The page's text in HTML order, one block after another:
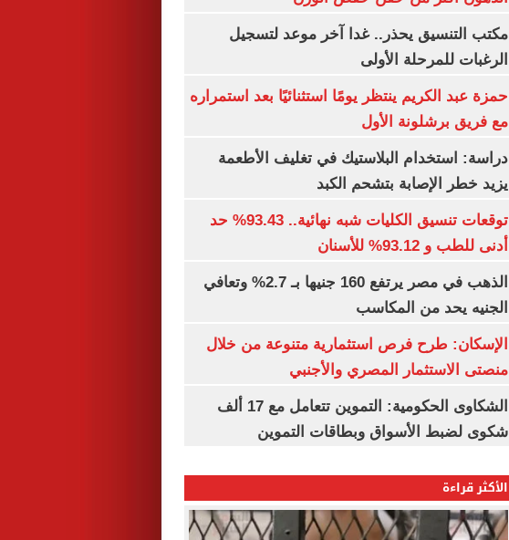
مكتب التنسيق يحذر.. غدا آخر موعد لتسجيل
الرغبات للمرحلة الأولى
حمزة عبد الكريم ينتظر يومًا استثنائيًا بعد استمراره
مع فريق برشلونة الأول
دراسة: استخدام البلاستيك في تغليف الأطعمة
يزيد خطر الإصابة بتشحم الكبد
توقعات تنسيق الكليات شبه نهائية.. 93.43% حد
أدنى للطب و 93.12% للأسنان
الذهب في مصر يرتفع 160 جنيها بـ 2.7% وتعافي
الجنيه يحد من المكاسب
الإسكان: طرح فرص استثمارية متنوعة من خلال
منصتى الاستثمار المصري والأجنبي
الشكاوى الحكومية: التموين تتعامل مع 17 ألف
شكوى لضبط الأسواق وبطاقات التموين
الأكثر قراءة